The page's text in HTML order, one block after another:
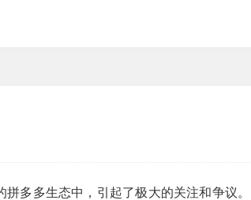
多多生态中，引起了极大的关注和争议。